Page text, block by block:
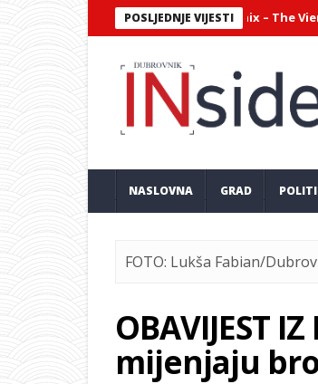
POSLJEDNJE VIJESTI
virtuozni sastav Philharmonix – The Vienna
NASLOVNA GRAD
FOTO: Lukša Fabian/
OBAVIJEST
mijenjaju